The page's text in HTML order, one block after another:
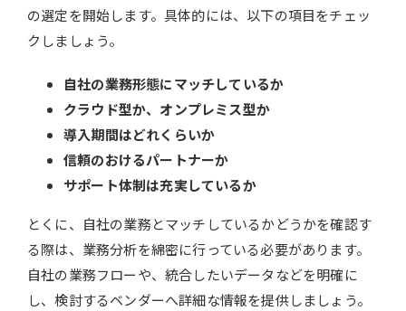
の選定を開始します。具体的には、以下の項目をチェッ
クしましょう。
自社の業務形態にマッチしているか
クラウド型か、オンプレミス型か
導入期間はどれくらいか
信頼のおけるパートナーか
サポート体制は充実しているか
とくに、自社の業務とマッチしているかどうかを確認す
る際は、業務分析を綿密に行っている必要があります。
自社の業務フローや、統合したいデータなどを明確に
し、検討するベンダーへ詳細な情報を提供しましょう。